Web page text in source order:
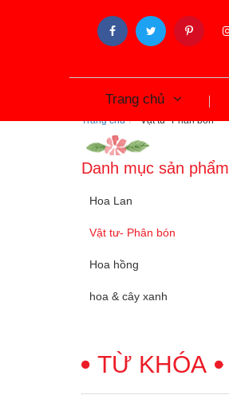
Trang chủ
Trang chủ Vật tư- Phân bón
Danh mục sản phẩm
Hoa Lan
Vật tư- Phân bón
Hoa hồng
hoa & cây xanh
TỪ KHÓA